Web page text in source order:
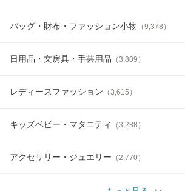
バッグ・財布・ファッション小物 （9,378 ）
日用品・文房具・手芸用品 （3,809 ）
レディースファッション （3,615 ）
キッズベビー・マタニティ （3,288 ）
アクセサリー・ジュエリー （2,770）